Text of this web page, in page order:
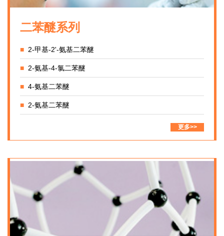
二苯醚系列
■ 2-甲基-2'-氨基二苯醚
■ 2-氨基-4-氯二苯醚
■4-氨基二苯醚
■ 2-氨基二苯醚
更多>>